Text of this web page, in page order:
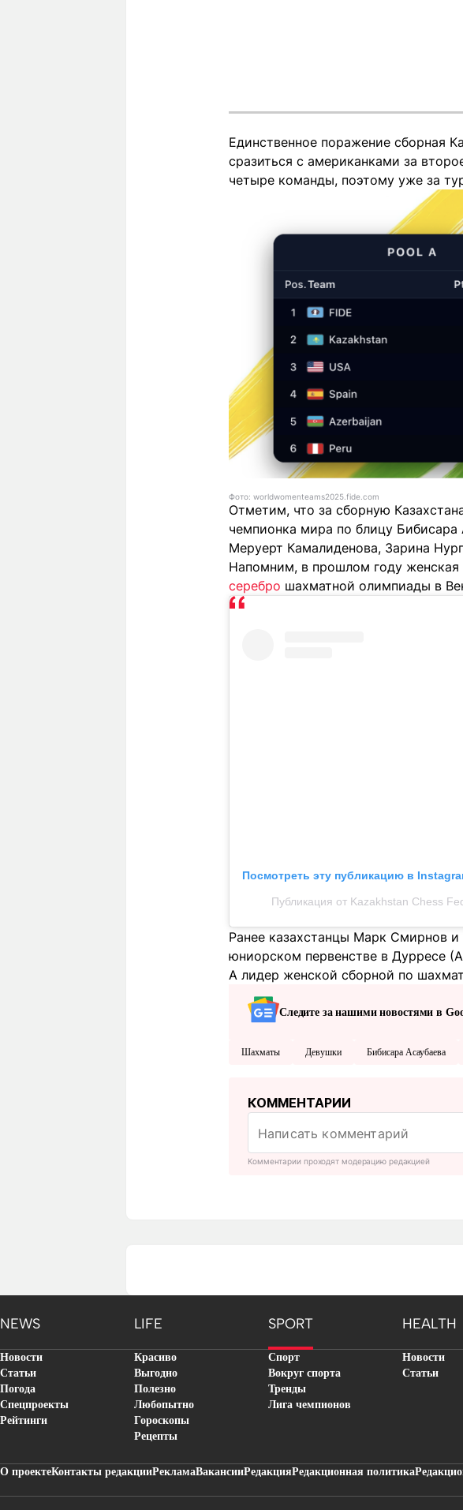
Единственное поражение сборная
сразиться с американками за
четыре команды, поэтому уже за
Фото: worldwomenteams2025.fide.com
Отметим, что за сборную
чемпионка мира по блицу Бибисара
Меруерт Камалиденова, Зарина
Напомним, в прошлом году женская
серебро шахматной олимпиады в
Посмотреть эту публикацию в
Публикация от Kazakhstan Chess
Ранее казахстанцы Марк Смирнов
юниорском первенстве в Дурресе
А лидер женской сборной по
Следите за нашими новостями в
Шахматы Девушки Бибисара Асаубаева
КОММЕНТАРИИ
Комментарии проходят модерацию редакцией
NEWS LIFE SPORT HEALTH
Новости
Статьи
Погода
Спецпроекты
Рейтинги
Красиво
Выгодно
Полезно
Любопытно
Гороскопы
Рецепты
Спорт
Вокруг спорта
Тренды
Лига чемпионов
Новости
Статьи
О проектеКонтакты редакцииРекламаВакансииРедакцияРедакционная политика